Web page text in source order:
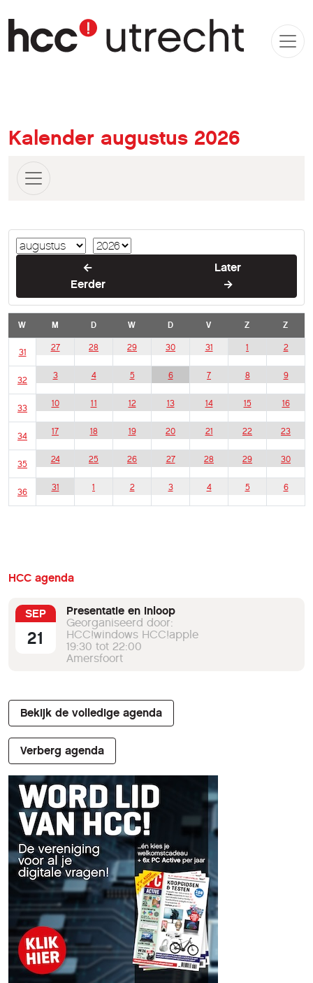
Kalender augustus 2026
←
Eerder
Later
→
W M D W D V Z Z
31 27 28 29 30 31 1 2
32 3 4 5 6 7 8 9
33 10 11 12 13 14 15 16
34 17 18 19 20 21 22 23
35 24 25 26 27 28 29 30
36 31 1 2 3 4 5 6
HCC agenda
SEP
21
Presentatie en inloop
Georganiseerd door:
HCC!windows HCC!apple
19:30 tot 22:00
Amersfoort
Bekijk de volledige agenda
Verberg agenda